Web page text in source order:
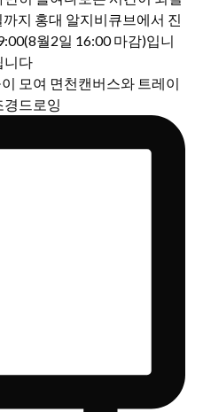
모여 면천캔버스와 트레이
경드로잉